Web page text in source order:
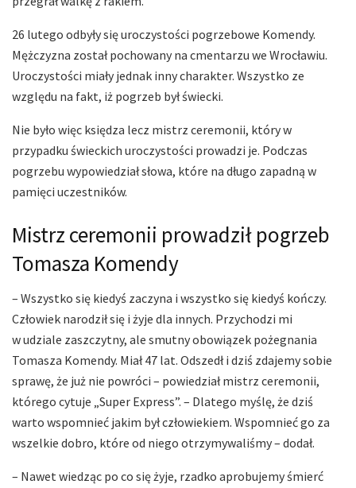
26 lutego odbyły się uroczystości pogrzebowe Komendy.
Mężczyzna został pochowany na cmentarzu we Wrocławiu.
Uroczystości miały jednak inny charakter. Wszystko ze
względu na fakt, iż pogrzeb był świecki.
Nie było więc księdza lecz mistrz ceremonii, który w
przypadku świeckich uroczystości prowadzi je. Podczas
pogrzebu wypowiedział słowa, które na długo zapadną w
pamięci uczestników.
Mistrz ceremonii prowadził pogrzeb
Tomasza Komendy
– Wszystko się kiedyś zaczyna i wszystko się kiedyś kończy.
Człowiek narodził się i żyje dla innych. Przychodzi mi
w udziale zaszczytny, ale smutny obowiązek pożegnania
Tomasza Komendy. Miał 47 lat. Odszedł i dziś zdajemy sobie
sprawę, że już nie powróci – powiedział mistrz ceremonii,
którego cytuje „Super Express”. – Dlatego myślę, że dziś
warto wspomnieć jakim był człowiekiem. Wspomnieć go za
wszelkie dobro, które od niego otrzymywaliśmy – dodał.
– Nawet wiedząc po co się żyje, rzadko aprobujemy śmierć